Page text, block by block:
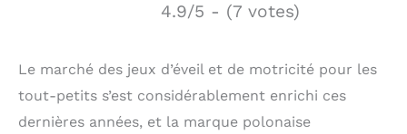
4.9/5 - (7 votes)
Le marché des jeux d’éveil et de motricité pour les
tout-petits s’est considérablement enrichi ces
dernières années, et la marque polonaise